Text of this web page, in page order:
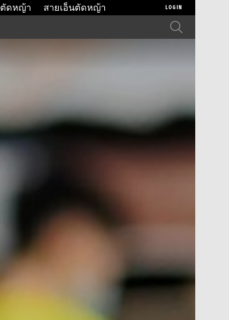
ดหญ้า สายเอ็นตัดหญ้า LOGIN